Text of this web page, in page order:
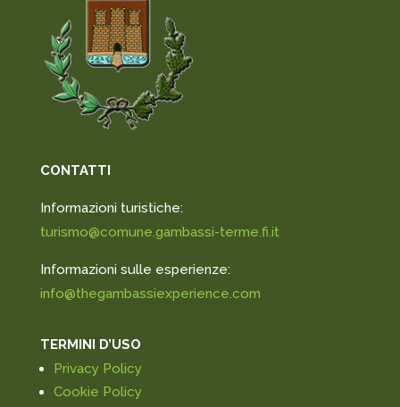
CONTATTI
Informazioni turistiche:
turismo@comune.gambassi-terme.fi.it
Informazioni sulle esperienze:
info@thegambassiexperience.com
TERMINI D’USO
Privacy Policy
Cookie Policy